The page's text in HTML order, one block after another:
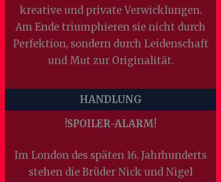
kreative und private Verwicklungen.
Am Ende triumphieren sie nicht durch
Perfektion, sondern durch Leidenschaft
und Mut zur Originalität.
HANDLUNG
!SPOILER-ALARM!
Im London des späten 16. Jahrhunderts
stehen die Brüder Nick und Nigel